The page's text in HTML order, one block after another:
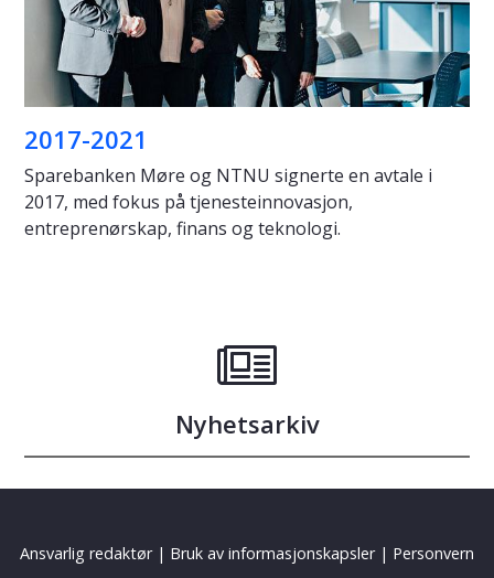
2017-2021
Sparebanken Møre og NTNU signerte en avtale i
2017, med fokus på tjenesteinnovasjon,
entreprenørskap, finans og teknologi.
Nyhetsarkiv
Ansvarlig redaktør| Bruk av informasjonskapsler| Personvern